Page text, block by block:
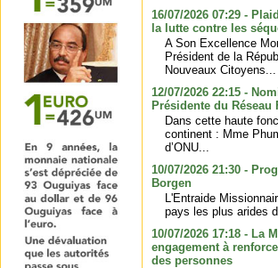
16/07/2026 07:29 -
la lutte contre les
A Son Excellence
Président de la
Nouveaux Citoyens...
12/07/2026 22:15 -
Présidente du Réseau
Dans cette haute
continent : Mme
d’ONU...
10/07/2026 21:30 -
Borgen
L'Entraide
pays les plus arides
10/07/2026 17:18 - La
engagement à
des personnes